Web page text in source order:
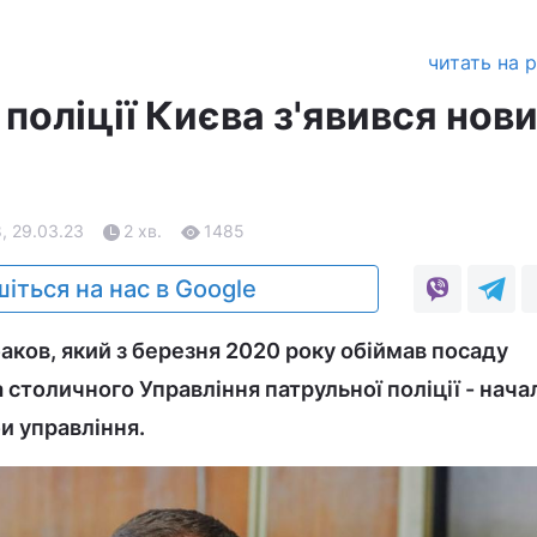
читать на
Києва з'явився
29.03.23 2 хв. 1485
на нас в Google
який з березня 2020 року обіймав посаду
Управління патрульної поліції -
управління.